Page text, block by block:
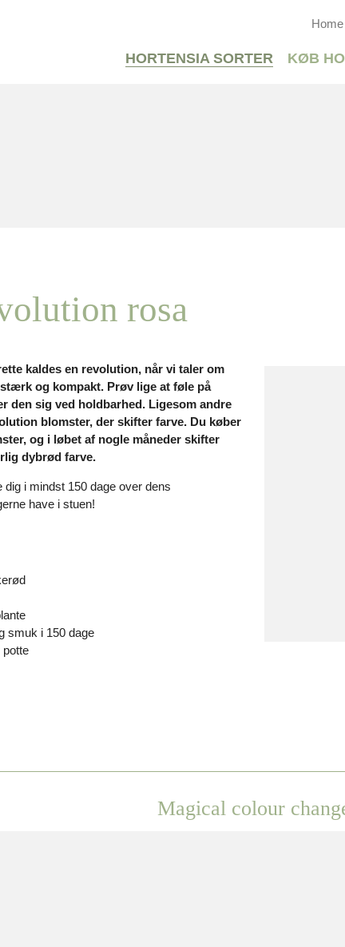
HORTENSIA SORTER KØB
Home
rosa
kaldes en revolution, når vi taler om
og kompakt. Prøv lige at føle på
den sig ved holdbarhed. Ligesom andre
blomster, der skifter farve. Du køber
og i løbet af nogle måneder skifter
dybrød farve.
i mindst 150 dage over dens
have i stuen!
smuk i 150 dage
potte
Magical colour